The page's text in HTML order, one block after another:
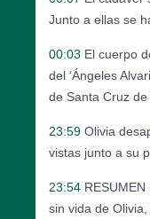
Junto a ellas se
00:03 El cuerpo
del ‘Ángeles
de Santa Cruz de
23:59 Olivia
vistas junto a su
23:54
sin vida de